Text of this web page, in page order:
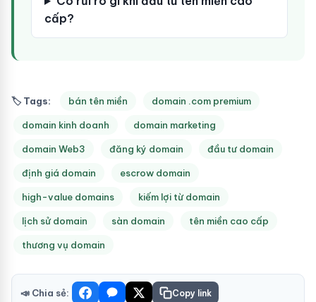
cấp?
🏷 Tags: bán tên miền domain .com premium
domain kinh doanh domain marketing
domain Web3 đăng ký domain đầu tư domain
định giá domain escrow domain
high-value domains kiếm lợi từ domain
lịch sử domain sàn domain tên miền cao cấp
thương vụ domain
📣 Chia sẻ: Copy link